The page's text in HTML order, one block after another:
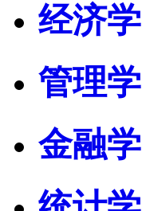
经济学
管理学
金融学